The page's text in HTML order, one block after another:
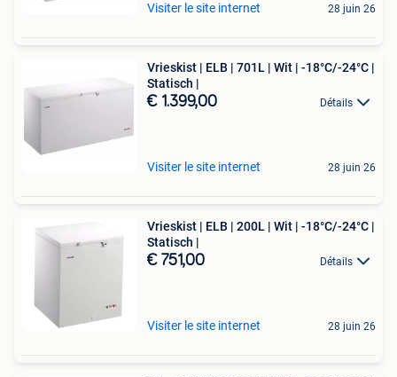
Visiter le site internet 28 juin 26
Vrieskist | ELB | 701L | Wit | -18°C/-24°C |
Statisch |
€ 1.399,00 Détails
Visiter le site internet 28 juin 26
Vrieskist | ELB | 200L | Wit | -18°C/-24°C |
Statisch |
€ 751,00 Détails
Visiter le site internet 28 juin 26